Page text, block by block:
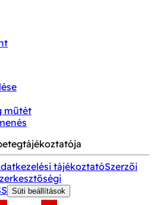
műtét
tájékoztatóSzerzői
Süti beállítások